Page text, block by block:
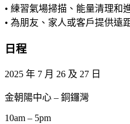
• 練習氣場掃描、能量清理和
• 為朋友、家人或客戶提供遠
日程
2025 年 7 月 26 及 27 日
金朝陽中心 – 銅鑼灣
10am – 5pm